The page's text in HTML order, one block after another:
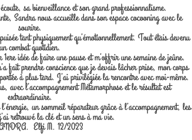
sa bienveillance et son grand professionnalisme.
Sandra nous accueille dans son espace cocooning avec le
sourire.
tant physiquement qu’émotionnellement. Tout étais devenu
un combat quotidien.
idée de faire une pause et m’offrir une semaine de jeûne.
fait prendre conscience que je devais lâcher prise, mon corps
à plus tard. J’ai privilégiée la rencontre avec moi-même.
avec l’accompagnement Métamorphose et le résultat est
extraordinaire.
un sommeil réparateur grâce à l’accompagnement, les
retrouvé la clé et un sens à ma vie.
Elfi M. 12/2023